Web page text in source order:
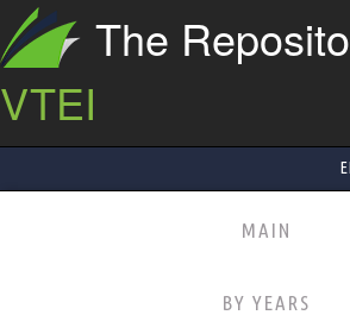
The
VTEI
MAIN
BY YEARS